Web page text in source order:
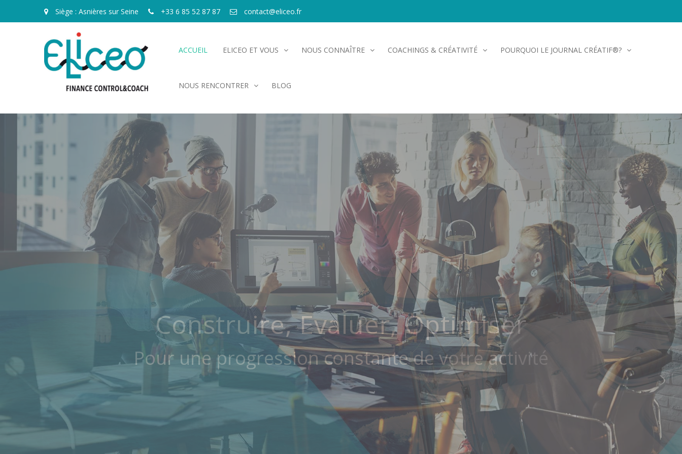
Siège : Asnières sur Seine +33 6 85 52 87 87 contact@eliceo.fr
ACCUEIL ELICEO ET VOUS NOUS CONNAÎTRE COACHINGS & CRÉATIVITÉ POURQUOI LE JOURNAL CRÉATIF®?
NOUS RENCONTRER BLOG
Eliceo
Construire et conduire vos objectifs
Construire, Evaluer, Optimiser
Pour une progression constante de votre activité